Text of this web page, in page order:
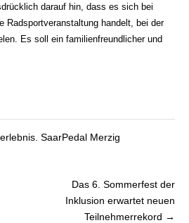
darauf hin, dass es sich bei
Radsportveranstaltung handelt, bei der
Es soll ein familienfreundlicher und
SaarPedal Merzig
Das 6. Sommerfest der
Inklusion erwartet neuen
Teilnehmerrekord →